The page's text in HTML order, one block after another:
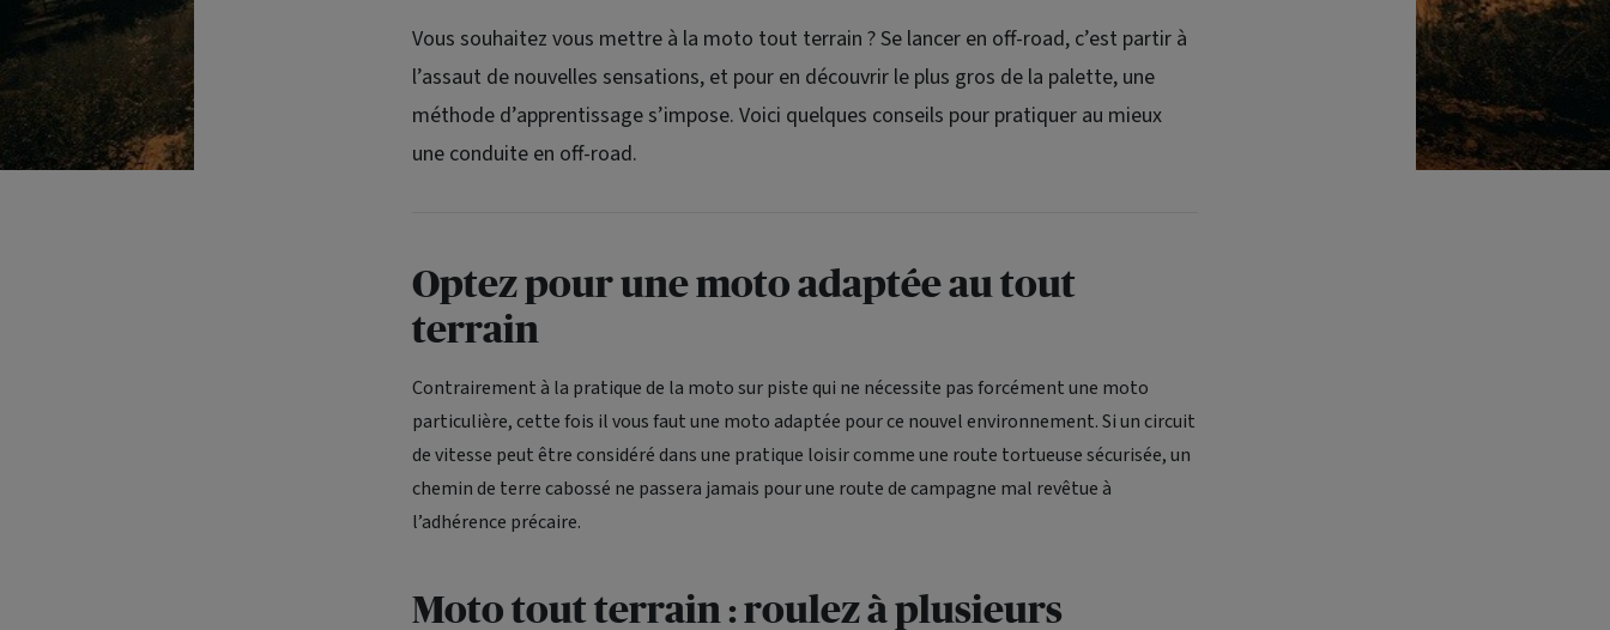
Vous souhaitez vous mettre à la moto tout terrain ? Se lancer en off-road, c’est partir à
l’assaut de nouvelles sensations, et pour en découvrir le plus gros de la palette, une
méthode d’apprentissage s’impose. Voici quelques conseils pour pratiquer au mieux
une conduite en off-road.
Optez pour une moto adaptée au tout
terrain
Contrairement à la pratique de la moto sur piste qui ne nécessite pas forcément une moto
particulière, cette fois il vous faut une moto adaptée pour ce nouvel environnement. Si un circuit
de vitesse peut être considéré dans une pratique loisir comme une route tortueuse sécurisée, un
chemin de terre cabossé ne passera jamais pour une route de campagne mal revêtue à
l’adhérence précaire.
Moto tout terrain : roulez à plusieurs